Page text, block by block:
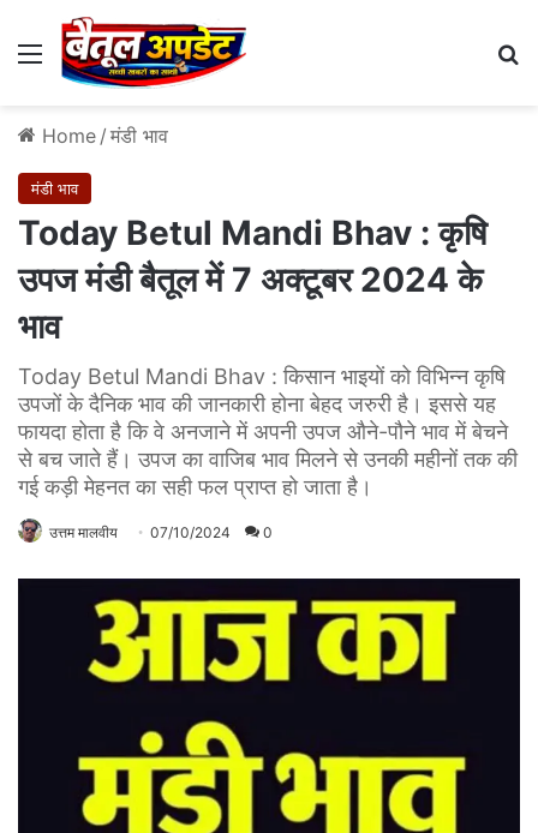
Menu
Home / मंडी भाव
मंडी भाव
Today Betul Mandi Bhav : कृषि
उपज मंडी बैतूल में 7 अक्टूबर 2024 के
भाव
Today Betul Mandi Bhav : किसान भाइयों को विभिन्न कृषि
उपजों के दैनिक भाव की जानकारी होना बेहद जरुरी है। इससे यह
फायदा होता है कि वे अनजाने में अपनी उपज औने-पौने भाव में बेचने
से बच जाते हैं। उपज का वाजिब भाव मिलने से उनकी महीनों तक की
गई कड़ी मेहनत का सही फल प्राप्त हो जाता है।
उत्तम मालवीय 07/10/2024 0